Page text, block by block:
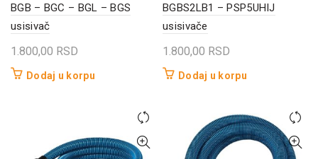
BGB – BGC – BGL – BGS
usisivač
1.800,00 RSD
Dodaj u korpu
BGBS2LB1 – PSP5UHIJ
usisivače
1.800,00 RSD
Dodaj u korpu